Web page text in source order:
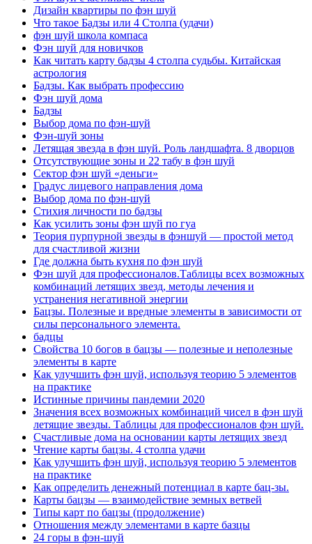
Дизайн квартиры по фэн шуй
Что такое Бадзы или 4 Столпа (удачи)
фэн шуй школа компаса
Фэн шуй для новичков
Как читать карту бадзы 4 столпа судьбы. Китайская
астрология
Бадзы. Как выбрать профессию
Фэн шуй дома
Бадзы
Выбор дома по фэн-шуй
Фэн-шуй зоны
Летящая звезда в фэн шуй. Роль ландшафта. 8 дворцов
Отсутствующие зоны и 22 табу в фэн шуй
Сектор фэн шуй «деньги»
Градус лицевого направления дома
Выбор дома по фэн-шуй
Стихия личности по бадзы
Как усилить зоны фэн шуй по гуа
Теория пурпурной звезды в фэншуй — простой метод
для счастливой жизни
Где должна быть кухня по фэн шуй
Фэн шуй для профессионалов.Таблицы всех возможных
комбинаций летящих звезд, методы лечения и
устранения негативной энергии
Бацзы. Полезные и вредные элементы в зависимости от
силы персонального элемента.
бадцы
Свойства 10 богов в бацзы — полезные и неполезные
элементы в карте
Как улучшить фэн шуй, используя теорию 5 элементов
на практике
Истинные причины пандемии 2020
Значения всех возможных комбинаций чисел в фэн шуй
летящие звезды. Таблицы для профессионалов фэн шуй.
Счастливые дома на основании карты летящих звезд
Чтение карты бацзы. 4 столпа удачи
Как улучшить фэн шуй, используя теорию 5 элементов
на практике
Как определить денежный потенциал в карте бац-зы.
Карты бацзы — взаимодействие земных ветвей
Типы карт по бацзы (продолжение)
Отношения между элементами в карте базцы
24 горы в фэн-шуй